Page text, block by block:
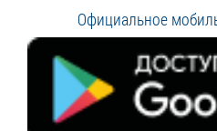
Официальное